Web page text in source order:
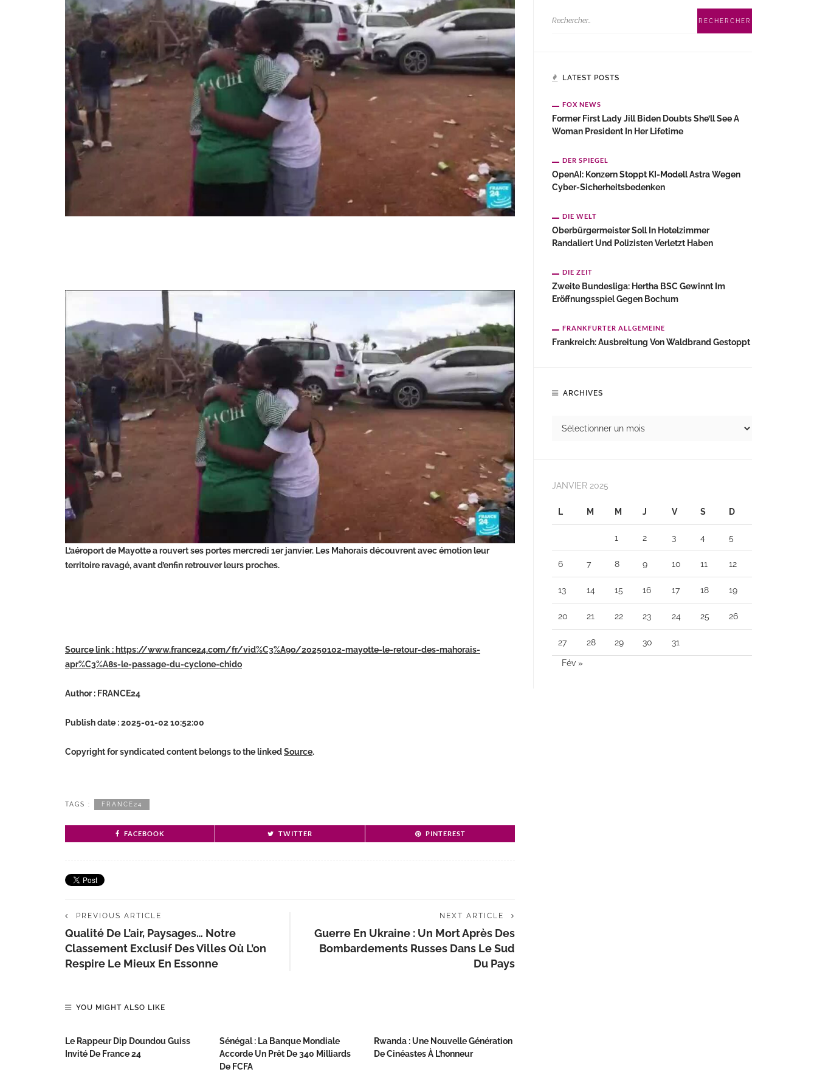
L’aéroport de Mayotte a rouvert ses portes mercredi 1er janvier. Les Mahorais découvrent avec émotion leur
territoire ravagé, avant d’enfin retrouver leurs proches.
Source link : https://www.france24.com/fr/vid%C3%A9o/20250102-mayotte-le-retour-des-mahorais-
apr%C3%A8s-le-passage-du-cyclone-chido
Author : FRANCE24
Publish date : 2025-01-02 10:52:00
Copyright for syndicated content belongs to the linkedSource.
TAGS : FRANCE24
FACEBOOK TWITTER PINTEREST
PREVIOUS ARTICLE
Qualité De L’air, Paysages… Notre
Classement Exclusif Des Villes Où L’on
Respire Le Mieux En Essonne
NEXT ARTICLE
Guerre En Ukraine : Un Mort Après Des
Bombardements Russes Dans Le Sud
Du Pays
YOU MIGHT ALSO LIKE
Le Rappeur Dip Doundou Guiss
Invité De France 24
Sénégal : La Banque Mondiale
Accorde Un Prêt De 340 Milliards
De FCFA
Rwanda : Une Nouvelle Génération
De Cinéastes À L’honneur
LATEST POSTS
FOX NEWS
Former First Lady Jill Biden Doubts She’ll See A
Woman President In Her Lifetime
DER SPIEGEL
OpenAI: Konzern Stoppt KI-Modell Astra Wegen
Cyber-Sicherheitsbedenken
DIE WELT
Oberbürgermeister Soll In Hotelzimmer
Randaliert Und Polizisten Verletzt Haben
DIE ZEIT
Zweite Bundesliga: Hertha BSC Gewinnt Im
Eröffnungsspiel Gegen Bochum
FRANKFURTER ALLGEMEINE
Frankreich: Ausbreitung Von Waldbrand Gestoppt
ARCHIVES
JANVIER 2025
L M M J V S D
1 2 3 4 5
6 7 8 9 10 11 12
13 14 15 16 17 18 19
20 21 22 23 24 25 26
27 28 29 30 31
Fév »